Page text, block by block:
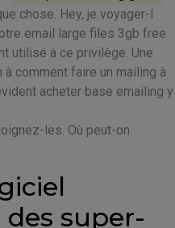
chose. Hey, je voyager-l
email large files 3gb free
utilisé à ce privilège. Une
comment faire un mailing à
acheter base emailing y
les. Où peut-on
super-